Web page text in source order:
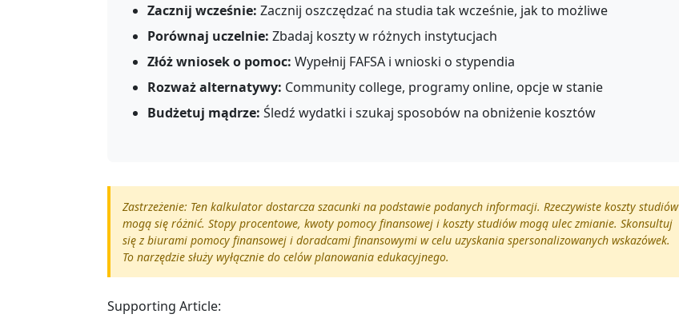
Zacznij wcześnie: Zacznij oszczędzać na studia tak wcześnie, jak to możliwe
Porównaj uczelnie: Zbadaj koszty w różnych instytucjach
Złóż wniosek o pomoc: Wypełnij FAFSA i wnioski o stypendia
Rozważ alternatywy: Community college, programy online, opcje w stanie
Budżetuj mądrze: Śledź wydatki i szukaj sposobów na obniżenie kosztów
Zastrzeżenie: Ten kalkulator dostarcza szacunki na podstawie podanych informacji. Rzeczywiste koszty studiów
mogą się różnić. Stopy procentowe, kwoty pomocy finansowej i koszty studiów mogą ulec zmianie. Skonsultuj
się z biurami pomocy finansowej i doradcami finansowymi w celu uzyskania spersonalizowanych wskazówek.
To narzędzie służy wyłącznie do celów planowania edukacyjnego.
Supporting Article: